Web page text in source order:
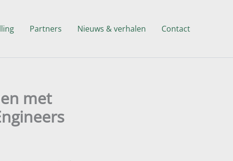
Partners Nieuws & verhalen Contact
met